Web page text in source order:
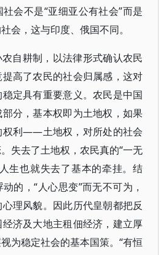
会不是“亚细亚公有社会”而是
会，这与印度、俄国不同。
自耕制，以法律形式确认农民
高了农民的社会归属感，这对
定具有重要意义。农民是中国
分，基本权即为土地权，如果
权利——土地权，对所处的社会
失去了土地权，农民真的“一无
生也就失去了基本的牵挂。结
的，“人心思变”而无不可为，
理风貌。因此历代皇朝都把反
济及大地主租佃经济，建立厚
为稳定社会的基本国策。“有恒